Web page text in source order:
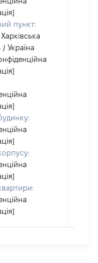
пункт:
Україна